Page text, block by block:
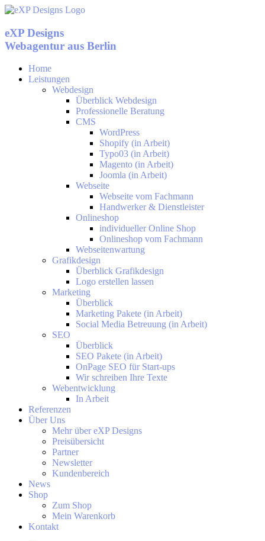
Zum
springen
eXP Designs
Webagentur aus Berlin
Home
Leistungen
Webdesign
Überblick Webdesign
Professionelle Beratung
CMS
WordPress
Shopify (in Arbeit)
Typo03 (in Arbeit)
Magento (in Arbeit)
Joomla (in Arbeit)
Webseite
Webseite vom Fachmann
Handwerker & Dienstleister
Onlineshop
individueller Online Shop
Onlineshop vom Fachmann
Webseitenwartung
Grafikdesign
Überblick Grafikdesign
Logo erstellen lassen
Marketing
Überblick
Marketing Pakete (in Arbeit)
Social Media Betreuung (in Arbeit)
SEO
Überblick
SEO Pakete (in Arbeit)
OnPage SEO für Start-ups
Wir schreiben Ihre Texte
Webentwicklung
In Arbeit
Referenzen
Über Uns
Mehr über eXP Designs
Preisübersicht
Partner
Newsletter
Kundenbereich
News
Shop
Zum Shop
Mein Warenkorb
Kontakt